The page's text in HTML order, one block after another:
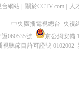
台網站 關於CCTV.com 人
中央廣播電視總台 央視
060535號
京公網安備
視聽節目許可證號 0102002